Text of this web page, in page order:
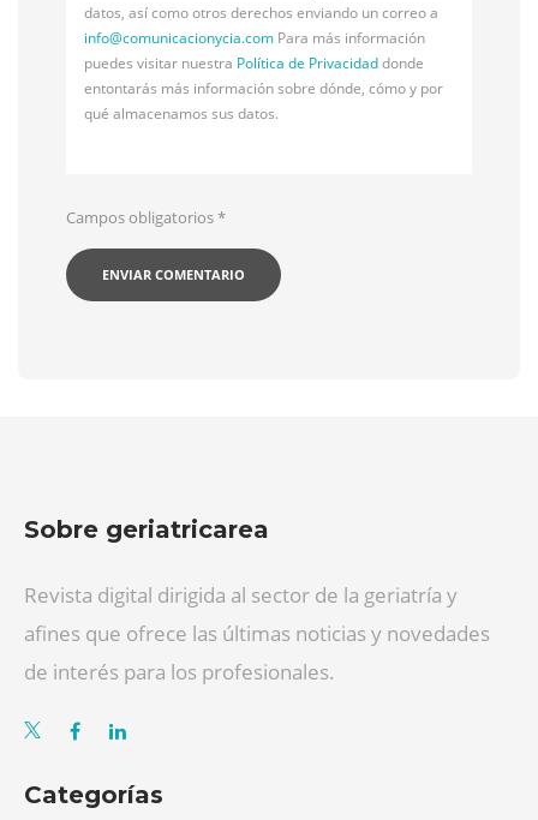
datos, así como otros derechos enviando un correo a
info@comunicacionycia.com Para más información
puedes visitar nuestra Política de Privacidaddonde
entontarás más información sobre dónde, cómo y por
qué almacenamos sus datos.
Campos obligatorios*
Sobre geriatricarea
Revista digital dirigida al sector de la geriatría y
afines que ofrece las últimas noticias y novedades
de interés para los profesionales.
Categorías